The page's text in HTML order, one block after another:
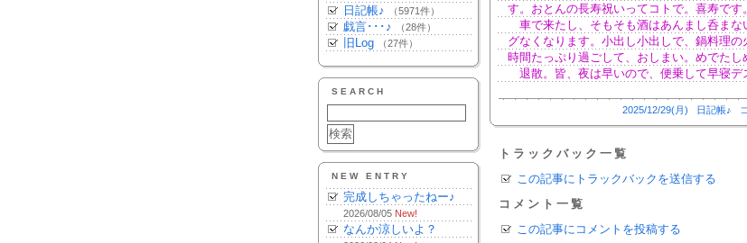
日記帳♪ （5971件）
戯言･･･♪ （28件）
旧Log （27件）
SEARCH
NEW ENTRY
完成しちゃったねー♪
2026/08/05 New!
なんか涼しいよ？
す。おとんの長寿祝いってコトで。喜寿です。
車で来たし、そもそも酒はあんまし呑まな
グなくなります。小出し小出しで、鍋料理
時間たっぷり過ごして、おしまい。めでたし
退散。皆、夜は早いので、便乗して早寝デ
2025/12/29(月) 日記帳♪
トラックバック一覧
この記事にトラックバックを送信する
コメント一覧
この記事にコメントを投稿する